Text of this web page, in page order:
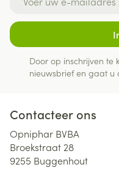
Door op inschrijven te
nieuwsbrief en gaat u
Contacteer ons
Opniphar BVBA
Broekstraat 28
9255 Buggenhout